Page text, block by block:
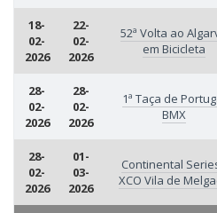
18-
02-
2026
22-
02-
2026
52ª Volta ao
em Bicicleta
28-
02-
2026
28-
02-
2026
1ª Taça de
BMX
28-
02-
2026
01-
03-
2026
Continental
XCO Vila de